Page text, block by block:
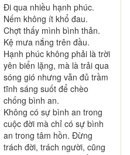
Đi qua nhiều hạnh phúc.
Nếm không ít khổ đau.
Chợt thấy mình bình thản.
Kệ mưa nắng trên đầu.
Hạnh phúc không phải là trời
yên biển lặng, mà là trải qua
sóng gió nhưng vẫn đủ trầm
tĩnh sáng suốt để chèo
chống bình an.
Không có sự bình an trong
cuộc đời mà chỉ có sự bình
an trong tâm hồn. Đừng
trách đời, trách người, cũng